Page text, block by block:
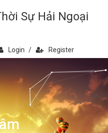
Sự Hải Ngoại
Login / Register